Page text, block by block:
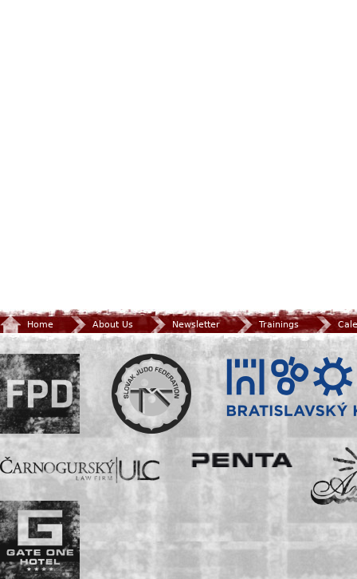
Home About Us Newsletter Trainings